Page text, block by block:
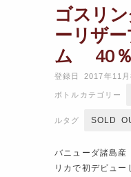
ゴスリ
ーリザ
ム 40％
登録日 2017年11月
ボトルカテゴリー
ルタグ SOLD
バニューダ諸島産
リカで初デビュー